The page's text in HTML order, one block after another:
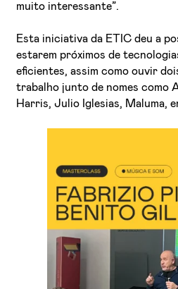
muito interessante”.
Esta iniciativa da ETIC deu a
estarem próximos de
eficientes, assim como ouvir
trabalho junto de nomes como
Harris, Julio Iglesias, Maluma,